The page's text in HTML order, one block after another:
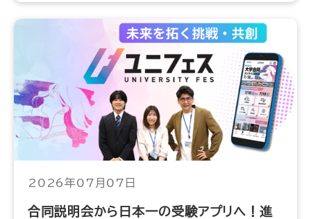
2026年07月07日
合同説明会から日本一の受験アプリへ！進